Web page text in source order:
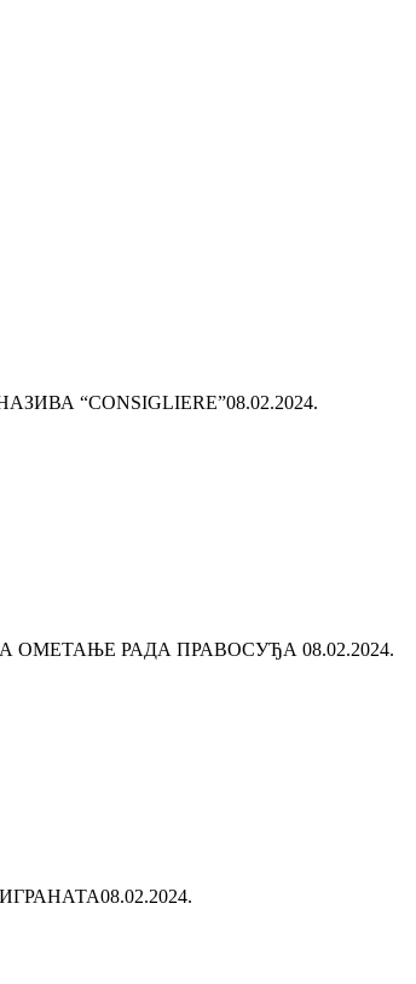
“CONSIGLIERE”08.02.2024.
ОМЕТАЊЕ РАДА ПРАВОСУЂА 08.02.2024.
08.02.2024.